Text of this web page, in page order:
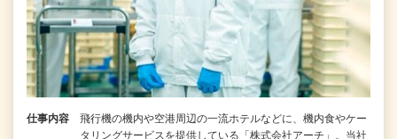
仕事内容
飛行機の機内や空港周辺の一流ホテルなどに、機内食やケー
タリングサービスを提供している「株式会社アーチ」。当社